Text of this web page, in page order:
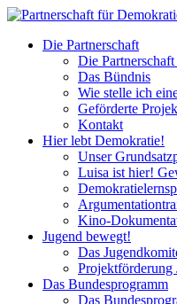
Die Partnerschaft
Die
Das Bündnis
Wie stelle ich
Geförderte
Kontakt
Hier lebt Demokratie!
Unser
Luisa ist hier!
Kino-
Jugend bewegt!
Das
Projektförderung
Das Bundesprogramm
Das